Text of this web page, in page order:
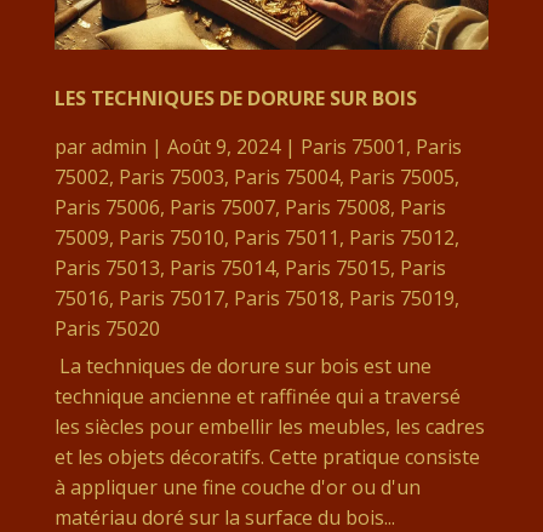
LES TECHNIQUES DE DORURE SUR BOIS
paradmin | Août 9, 2024| Paris 75001, Paris
75002, Paris 75003, Paris 75004, Paris 75005,
Paris 75006, Paris 75007, Paris 75008, Paris
75009, Paris 75010, Paris 75011, Paris 75012,
Paris 75013, Paris 75014, Paris 75015, Paris
75016, Paris 75017, Paris 75018, Paris 75019,
Paris 75020
La techniques de dorure sur bois est une
technique ancienne et raffinée qui a traversé
les siècles pour embellir les meubles, les cadres
et les objets décoratifs. Cette pratique consiste
à appliquer une fine couche d'or ou d'un
matériau doré sur la surface du bois...